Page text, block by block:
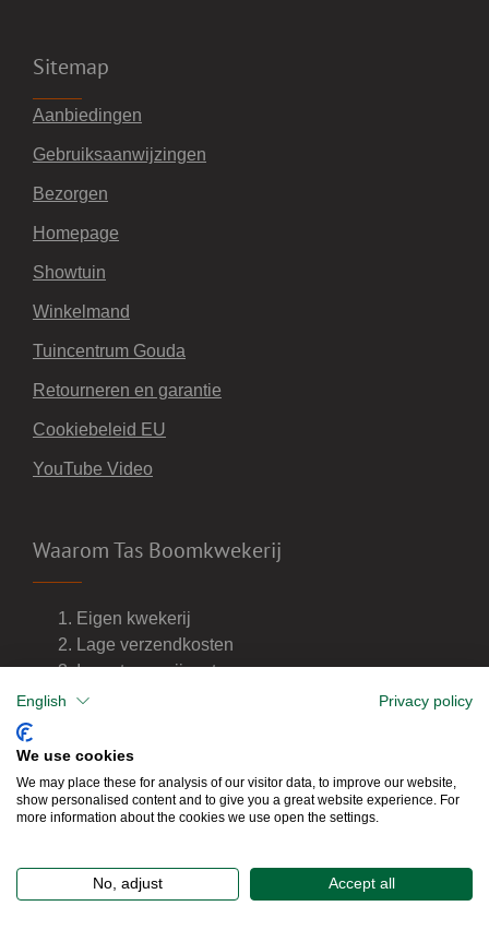
Sitemap
Aanbiedingen
Gebruiksaanwijzingen
Bezorgen
Homepage
Showtuin
Winkelmand
Tuincentrum Gouda
Retourneren en garantie
Cookiebeleid EU
YouTube Video
Waarom Tas Boomkwekerij
Eigen kwekerij
Lage verzendkosten
Import van wijnvaten
Dealer van DCM meststoffen
English Privacy policy
We use cookies
We may place these for analysis of our visitor data, to improve our website,
show personalised content and to give you a great website experience. For
more information about the cookies we use open the settings.
No, adjust Accept all